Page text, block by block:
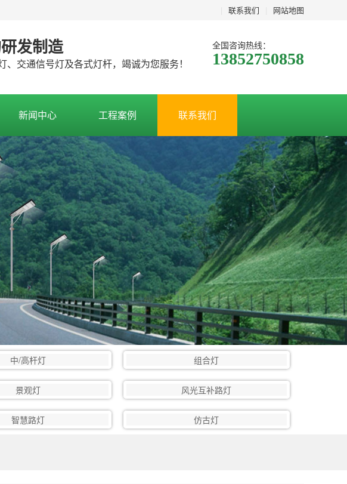
联系我们 网站地图
发制造
交通信号灯及各式灯杆，竭诚为您服务！
全国咨询热线：
13852750858
新闻中心 工程案例 联系我们
中/高杆灯 组合灯
景观灯 风光互补路灯
智慧路灯 仿古灯